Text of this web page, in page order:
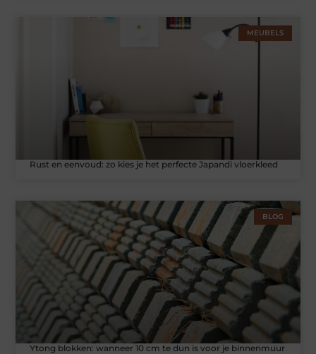
MEUBELS
Rust en eenvoud: zo kies je het perfecte Japandi vloerkleed
BLOG
Ytong blokken: wanneer 10 cm te dun is voor je binnenmuur